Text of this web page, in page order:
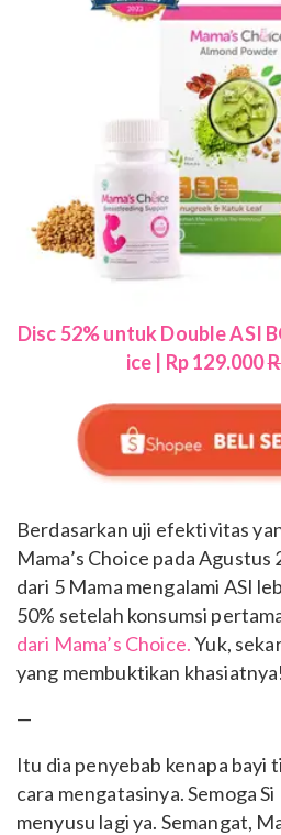
Disc 52% untuk Double ASI
ice | Rp 129.000
Berdasarkan uji efektivitas
Mama’s Choice pada
dari 5 Mama mengalami ASI
50% setelah konsumsi
dari Mama’s Choice.Yuk,
yang membuktikan khasiatnya!
—
Itu dia penyebab kenapa bayi
cara mengatasinya. Semoga
menyusu lagi ya. Semangat,